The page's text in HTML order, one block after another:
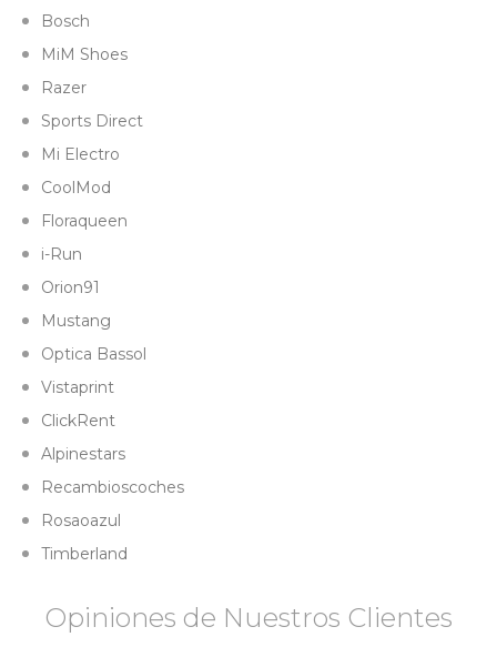
Bosch
MiM Shoes
Razer
Sports Direct
Mi Electro
CoolMod
Floraqueen
i-Run
Orion91
Mustang
Optica Bassol
Vistaprint
ClickRent
Alpinestars
Recambioscoches
Rosaoazul
Timberland
Opiniones de Nuestros Clientes